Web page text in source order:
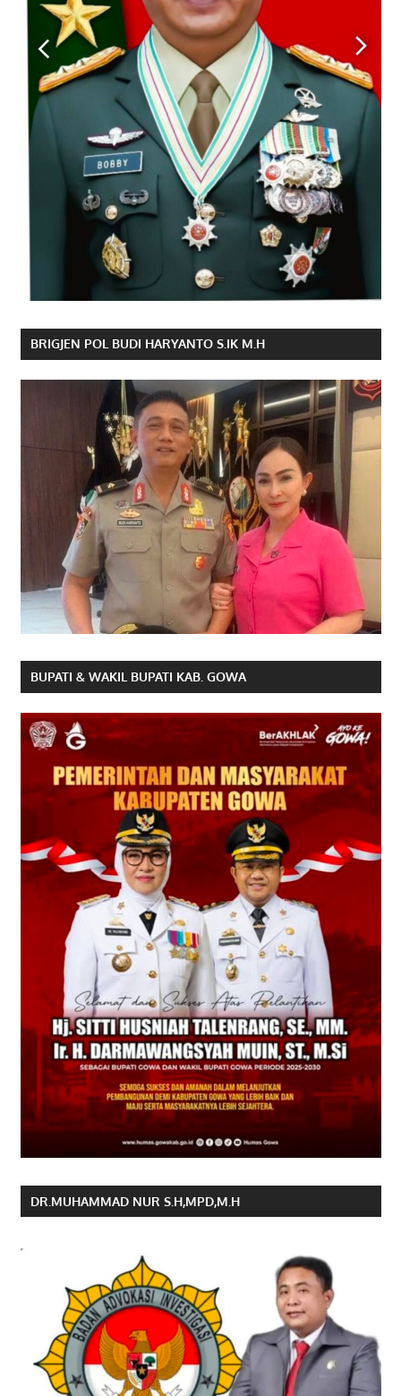
BRIGJEN POL BUDI HARYANTO S.IK M.H
BUPATI & WAKIL BUPATI KAB. GOWA
DR.MUHAMMAD NUR S.H,MPD,M.H